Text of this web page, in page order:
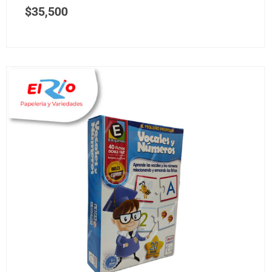
$35,500